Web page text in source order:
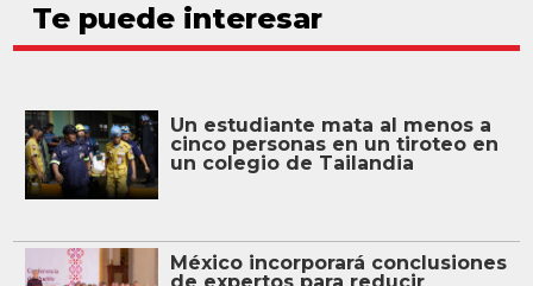
Te puede interesar
Un estudiante mata al menos a
cinco personas en un tiroteo en
un colegio de Tailandia
México incorporará conclusiones